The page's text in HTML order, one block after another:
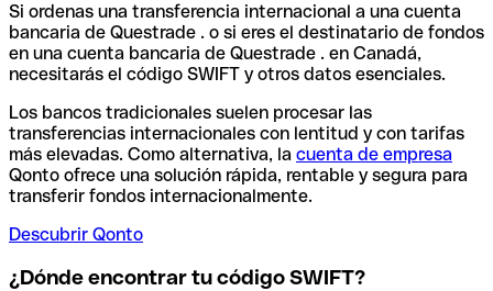
Si ordenas una transferencia internacional a una cuenta
bancaria de Questrade . o si eres el destinatario de fondos
en una cuenta bancaria de Questrade . en Canadá,
necesitarás el código SWIFT y otros datos esenciales.
Los bancos tradicionales suelen procesar las
transferencias internacionales con lentitud y con tarifas
más elevadas. Como alternativa, la cuenta de empresa
Qonto ofrece una solución rápida, rentable y segura para
transferir fondos internacionalmente.
Descubrir Qonto
¿Dónde encontrar tu código SWIFT?